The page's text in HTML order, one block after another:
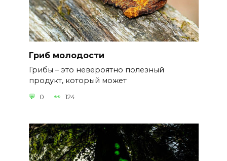
Гриб молодости
Грибы – это невероятно полезный
продукт, который может
0 124